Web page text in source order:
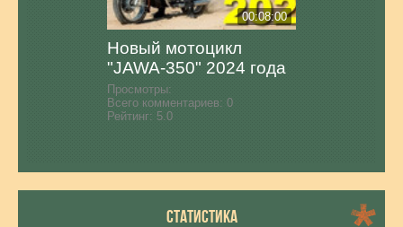
00:08:00
Новый мотоцикл
"JAWA-350" 2024 года
Просмотры:
Всего комментариев: 0
Рейтинг: 5.0
СТАТИСТИКА